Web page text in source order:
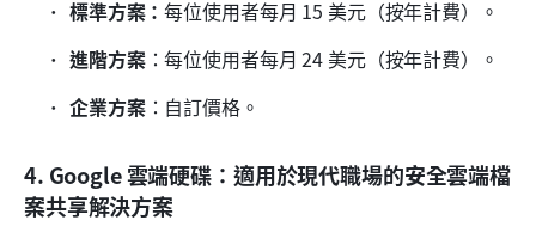
標準方案：每位使用者每月 15 美元（按年計費）。
進階方案：每位使用者每月 24 美元（按年計費）。
企業方案：自訂價格。
4. Google 雲端硬碟：適用於現代職場的安全雲端檔
案共享解決方案